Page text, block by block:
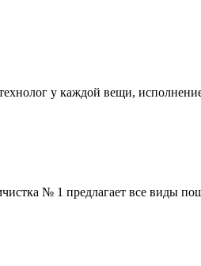
у каждой вещи, исполнение
№ 1 предлагает все виды